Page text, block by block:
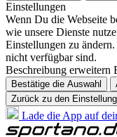
Einstellungen
Wenn Du die Webseite
wie unsere Dienste
Einstellungen zu
nicht verfügbar sind.
Beschreibung erweitern
Bestätige die Auswahl
Zurück zu den
Lade die App auf